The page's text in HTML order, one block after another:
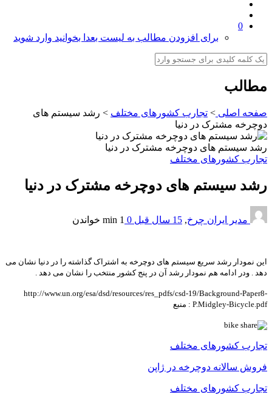
0
برای افزودن مطالب به لیست بعدا بخوانید وارد شوید
مطالب
صفحه اصلی > تجارب کشورهای مختلف > رشد سیستم های
دوچرخه مشترک در دنیا
رشد سیستم های دوچرخه مشترک در دنیا
تجارب کشورهای مختلف
رشد سیستم های دوچرخه مشترک در دنیا
مدیر ایران چرخ, 15 سال قبل 0
1 min خواندن
این نمودار رشد سریع سیستم های دوچرخه به اشتراک گذاشته را در دنیا نشان می
دهد . ودر ادامه هم نمودار رشد آن در پنج کشور منتخب را نشان می دهد .
http://www.un.org/esa/dsd/resources/res_pdfs/csd-19/Background-Paper8-
P.Midgley-Bicycle.pdf : منبع
تجارب کشورهای مختلف
فروش سالانه دوچرخه در ژاپن
تجارب کشورهای مختلف